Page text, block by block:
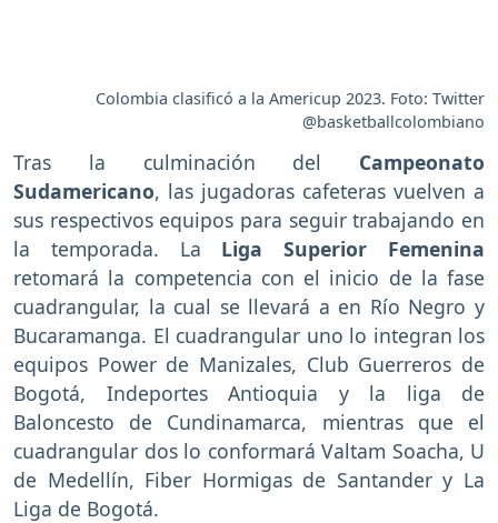
Colombia clasificó a la Americup 2023. Foto: Twitter
@basketballcolombiano
Tras la culminación del Campeonato
Sudamericano, las jugadoras cafeteras vuelven a
sus respectivos equipos para seguir trabajando en
la temporada. La Liga Superior Femenina
retomará la competencia con el inicio de la fase
cuadrangular, la cual se llevará a en Río Negro y
Bucaramanga. El cuadrangular uno lo integran los
equipos Power de Manizales, Club Guerreros de
Bogotá, Indeportes Antioquia y la liga de
Baloncesto de Cundinamarca, mientras que el
cuadrangular dos lo conformará Valtam Soacha, U
de Medellín, Fiber Hormigas de Santander y La
Liga de Bogotá.